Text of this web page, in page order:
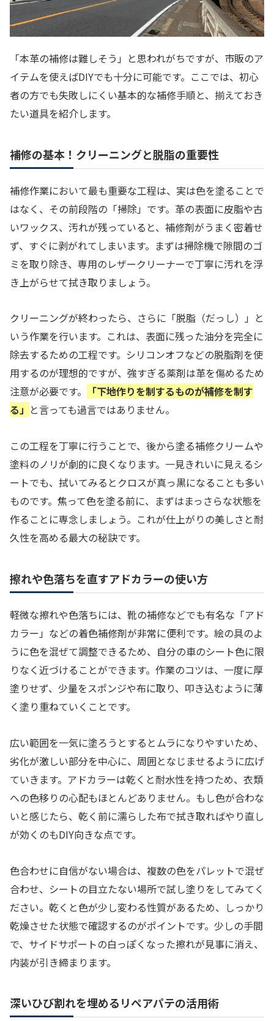
「本革の補修は難しそう」と思われがちですが、市販のア
イテムを使えばDIYでも十分に可能です。ここでは、初心
者の方でも失敗しにくい基本的な補修手順と、揃えておき
たい道具を紹介します。
補修の基本！クリーニングと脱脂の重要性
補修作業において最も重要な工程は、実は色を塗ることで
はなく、その前段階の「掃除」です。革の表面に皮脂や古
いワックス、汚れが残っていると、補修剤がうまく密着せ
ず、すぐに剥がれてしまいます。まずは掃除機で隙間のゴ
ミを取り除き、専用のレザークリーナーで丁寧に汚れを浮
き上がらせて拭き取りましょう。
クリーニングが終わったら、さらに「脱脂（だっし）」と
いう作業を行います。これは、表面に残った油分を完全に
除去するための工程です。シリコンオフなどの脱脂剤を使
用するのが理想的ですが、強すぎる薬剤は革を傷めるため
注意が必要です。
「下地作りを制するものが補修を制す
る」 と言っても過言ではありません。
この工程を丁寧に行うことで、後から塗る補修クリームや
塗料のノリが劇的に良くなります。一見きれいに見えるシ
ートでも、拭いてみるとクロスが真っ黒になることも多い
ものです。焦って色を塗る前に、まずはまっさらな状態を
作ることに専念しましょう。これが仕上がりの美しさと耐
久性を高める最大の秘訣です。
擦れや色落ちを直すアドカラーの使い方
軽微な擦れや色落ちには、靴の補修などでも有名な「アド
カラー」などの着色補修剤が非常に便利です。絵の具のよ
うに色を混ぜて調整できるため、自分の車のシート色に限
りなく近づけることができます。作業のコツは、一度に厚
塗りせず、少量をスポンジや布に取り、叩き込むように薄
く塗り重ねていくことです。
広い範囲を一気に塗ろうとするとムラになりやすいため、
劣化が激しい部分を中心に、周囲となじませるように広げ
ていきます。アドカラーは乾くと耐水性を持つため、衣類
への色移りの心配もほとんどありません。もし色が合わな
いと感じたら、乾く前に濡らした布で拭き取ればやり直し
が効くのもDIY向きな点です。
色合わせに自信がない場合は、複数の色をパレットで混ぜ
合わせ、シートの目立たない場所で試し塗りをしてみてく
ださい。乾くと色が少し変わる性質があるため、しっかり
乾燥させた状態で確認するのがポイントです。少しの手間
で、サイドサポートの白っぽくなった擦れが見事に消え、
内装が引き締まります。
深いひび割れを埋めるリペアパテの活用術